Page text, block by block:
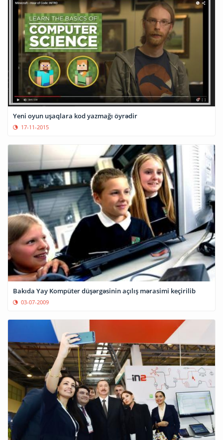
Yeni oyun uşaqlara kod yazmağı öyrədir
17-11-2015
Bakıda Yay Kompüter düşərgəsinin açılış mərasimi keçirilib
03-07-2009